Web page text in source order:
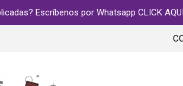
Escríbenos por Whatsapp CLICK AQUÍ